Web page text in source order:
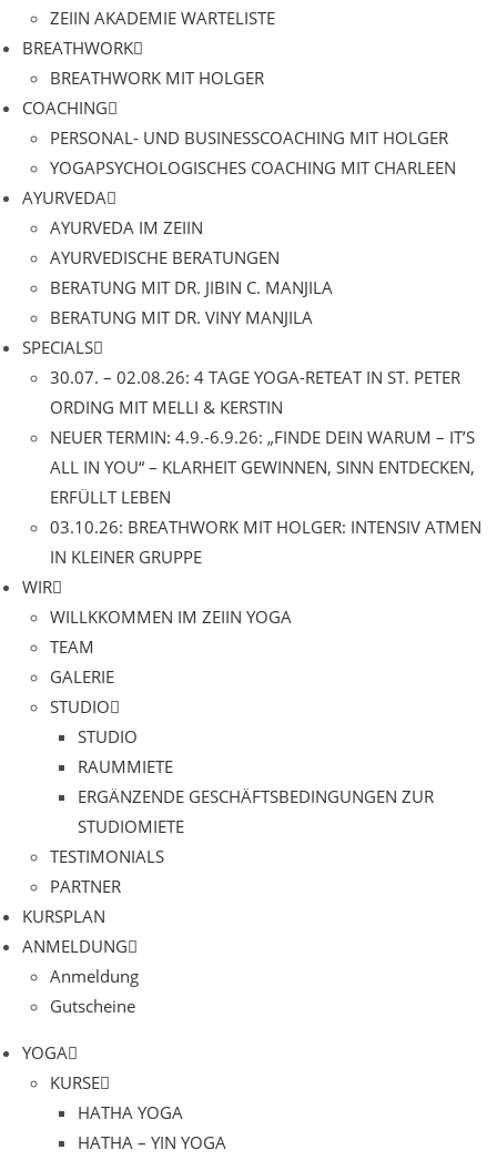
ZEIIN AKADEMIE WARTELISTE
BREATHWORK
BREATHWORK MIT HOLGER
COACHING
PERSONAL- UND BUSINESSCOACHING MIT HOLGER
YOGAPSYCHOLOGISCHES COACHING MIT CHARLEEN
AYURVEDA
AYURVEDA IM ZEIIN
AYURVEDISCHE BERATUNGEN
BERATUNG MIT DR. JIBIN C. MANJILA
BERATUNG MIT DR. VINY MANJILA
SPECIALS
30.07. – 02.08.26: 4 TAGE YOGA-RETEAT IN ST. PETER
ORDING MIT MELLI & KERSTIN
NEUER TERMIN: 4.9.-6.9.26: „FINDE DEIN WARUM – IT’S
ALL IN YOU“ – KLARHEIT GEWINNEN, SINN ENTDECKEN,
ERFÜLLT LEBEN
03.10.26: BREATHWORK MIT HOLGER: INTENSIV ATMEN
IN KLEINER GRUPPE
WIR
WILLKKOMMEN IM ZEIIN YOGA
TEAM
GALERIE
STUDIO
STUDIO
RAUMMIETE
ERGÄNZENDE GESCHÄFTSBEDINGUNGEN ZUR
STUDIOMIETE
TESTIMONIALS
PARTNER
KURSPLAN​
ANMELDUNG
Anmeldung
Gutscheine
YOGA
KURSE
HATHA YOGA
HATHA – YIN YOGA